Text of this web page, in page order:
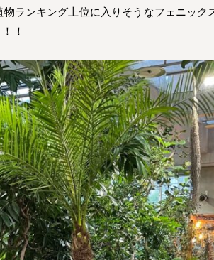
ランキング上位に入りそうなフェニッ
！